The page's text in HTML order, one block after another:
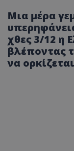
Μια μέρα
χθες 3/12 η
βλέποντας
να